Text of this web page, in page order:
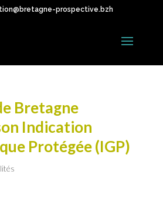
prospective.bzh
Bretagne
Indication
Protégée (IGP)